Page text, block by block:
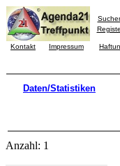
Kontakt Impressum
Daten/Statistiken
Anzahl: 1